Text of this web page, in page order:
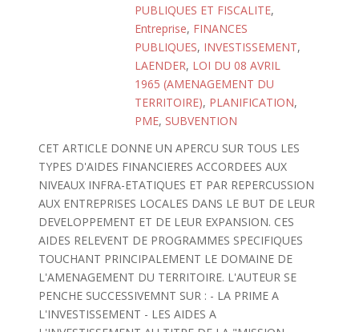
PUBLIQUES ET FISCALITE,
Entreprise, FINANCES
PUBLIQUES, INVESTISSEMENT,
LAENDER, LOI DU 08 AVRIL
1965 (AMENAGEMENT DU
TERRITOIRE), PLANIFICATION,
PME, SUBVENTION
CET ARTICLE DONNE UN APERCU SUR TOUS LES
TYPES D'AIDES FINANCIERES ACCORDEES AUX
NIVEAUX INFRA-ETATIQUES ET PAR REPERCUSSION
AUX ENTREPRISES LOCALES DANS LE BUT DE LEUR
DEVELOPPEMENT ET DE LEUR EXPANSION. CES
AIDES RELEVENT DE PROGRAMMES SPECIFIQUES
TOUCHANT PRINCIPALEMENT LE DOMAINE DE
L'AMENAGEMENT DU TERRITOIRE. L'AUTEUR SE
PENCHE SUCCESSIVEMNT SUR : - LA PRIME A
L'INVESTISSEMENT - LES AIDES A